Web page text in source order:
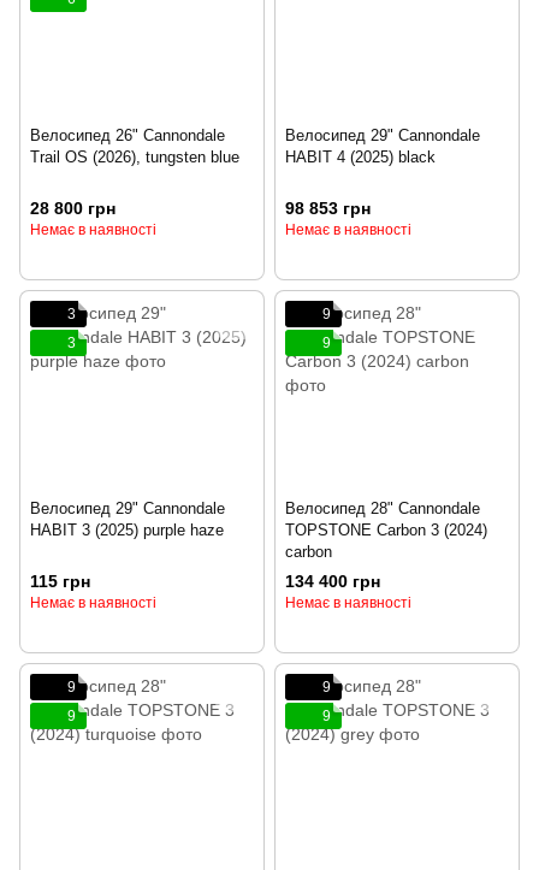
Велосипед 26" Cannondale
Trail OS (2026), tungsten blue
28 800 грн
Немає в наявності
Велосипед 29" Cannondale
HABIT 4 (2025) black
98 853 грн
Немає в наявності
3
3
Велосипед 29" Cannondale
HABIT 3 (2025) purple haze
115 грн
Немає в наявності
9
9
Велосипед 28" Cannondale
TOPSTONE Carbon 3 (2024)
carbon
134 400 грн
Немає в наявності
9
9
9
9